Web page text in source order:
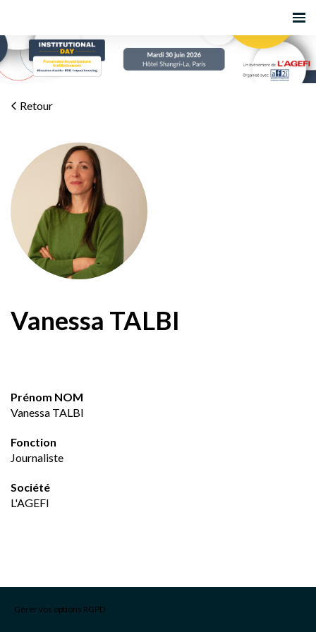
Retour
Vanessa TALBI
Prénom NOM
Vanessa TALBI
Fonction
Journaliste
Société
L'AGEFI
Gérer vos options RGPD